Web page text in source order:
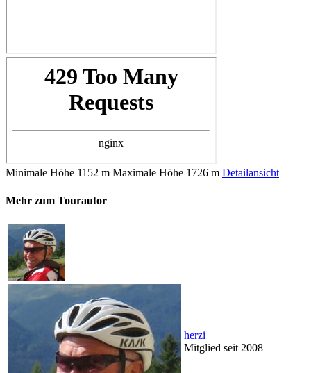
Minimale Höhe 1152 m Maximale Höhe 1726 m Detailansicht
Mehr zum Tourautor
herzi
Mitglied seit 2008